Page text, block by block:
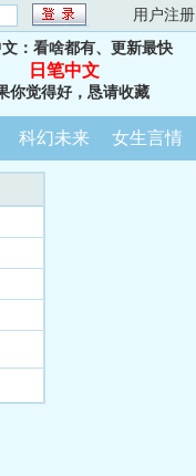
用户注册
文：看啥都有、更新最快
日笔中文
你觉得好，恳请收藏
科幻未来 女生言情